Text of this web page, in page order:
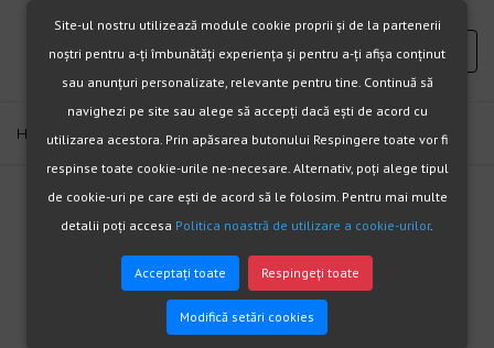
Site-ul nostru utilizează module cookie proprii și de la partenerii
noștri pentru a-ți îmbunătăți experiența și pentru a-ți afișa conținut
sau anunțuri personalizate, relevante pentru tine. Continuă să
navighezi pe site sau alege să accepți dacă ești de acord cu
utilizarea acestora. Prin apăsarea butonului Respingere toate vor fi
respinse toate cookie-urile ne-necesare. Alternativ, poți alege tipul
de cookie-uri pe care ești de acord să le folosim. Pentru mai multe
detalii poți accesa Politica noastră de utilizare a cookie-urilor.
Acceptați toate Respingeți toate
Modifică setări cookies
Home Termopane BANEASA
Termopane BANEASA